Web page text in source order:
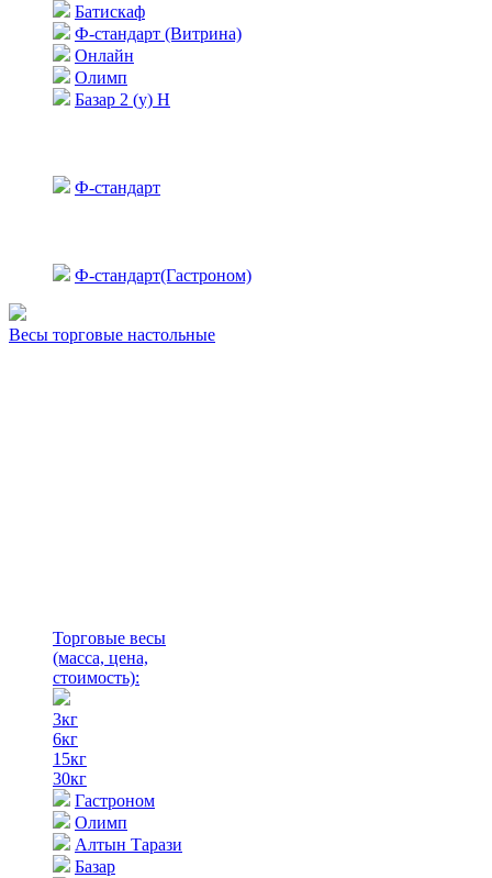
Батискаф
Ф-стандарт (Витрина)
Онлайн
Олимп
Базар 2 (у) Н
Ф-стандарт
Ф-стандарт(Гастроном)
Весы торговые настольные
Торговые весы
(масса, цена,
стоимость):
3кг
6кг
15кг
30кг
Гастроном
Олимп
Алтын Тарази
Базар